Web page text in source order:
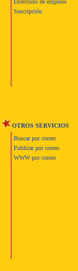
Directorio de empleos
Suscripción
OTROS SERVICIOS
Buscar por correo
Publicar por correo
WWW por correo